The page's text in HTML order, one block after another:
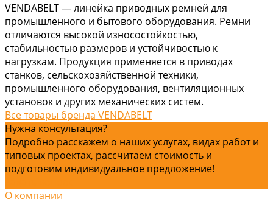
VENDABELT — линейка приводных ремней для
промышленного и бытового оборудования. Ремни
отличаются высокой износостойкостью,
стабильностью размеров и устойчивостью к
нагрузкам. Продукция применяется в приводах
станков, сельскохозяйственной техники,
промышленного оборудования, вентиляционных
установок и других механических систем.
Все товары бренда VENDABELT
Нужна консультация?
Подробно расскажем о наших услугах, видах работ и
типовых проектах, рассчитаем стоимость и
подготовим индивидуальное предложение!
О компании